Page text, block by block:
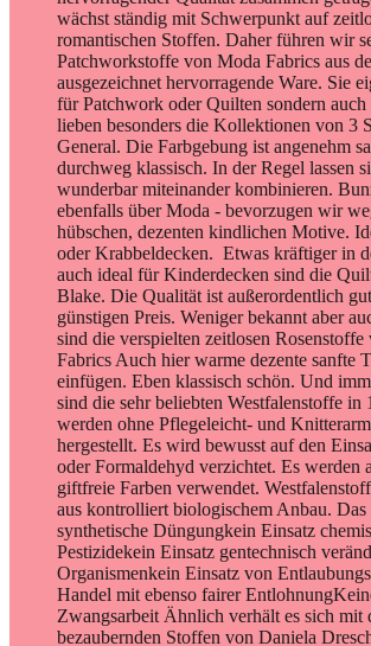
wächst ständig mit Schwerpunkt auf
romantischen Stoffen. Daher führen wir
Patchworkstoffe von Moda Fabrics aus
ausgezeichnet hervorragende Ware. Sie
für Patchwork oder Quilten sondern
lieben besonders die Kollektionen von 3
General. Die Farbgebung ist angenehm
durchweg klassisch. In der Regel lassen
wunderbar miteinander kombinieren.
ebenfalls über Moda - bevorzugen wir
hübschen, dezenten kindlichen Motive.
oder Krabbeldecken. Etwas kräftiger in
auch ideal für Kinderdecken sind die
Blake. Die Qualität ist außerordentlich
günstigen Preis. Weniger bekannt aber
sind die verspielten zeitlosen Rosenstoffe
Fabrics Auch hier warme dezente sanfte
einfügen. Eben klassisch schön. Und
sind die sehr beliebten Westfalenstoffe in
werden ohne Pflegeleicht- und
hergestellt. Es wird bewusst auf den
oder Formaldehyd verzichtet. Es werden
giftfreie Farben verwendet.
aus kontrolliert biologischem Anbau.
synthetische Düngungkein Einsatz
Pestizidekein Einsatz gentechnisch
Organismenkein Einsatz von
Handel mit ebenso fairer
Zwangsarbeit Ähnlich verhält es sich mit
bezaubernden Stoffen von Daniela